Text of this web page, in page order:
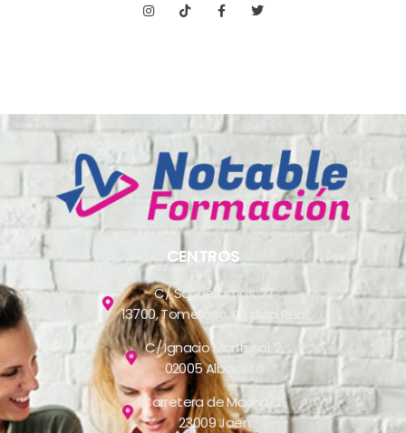
CENTROS
C/ Socuéllamos, 27
13700, Tomelloso, Ciudad Real
C/ Ignacio Monturiol, 2,
02005 Albacete
Carretera de Madrid, 21,
23009 Jaén